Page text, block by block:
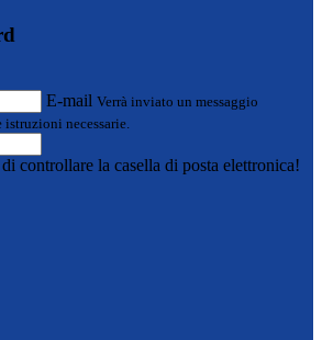
E-mail Verrà inviato un messaggio
necessarie.
controllare la casella di posta elettronica!